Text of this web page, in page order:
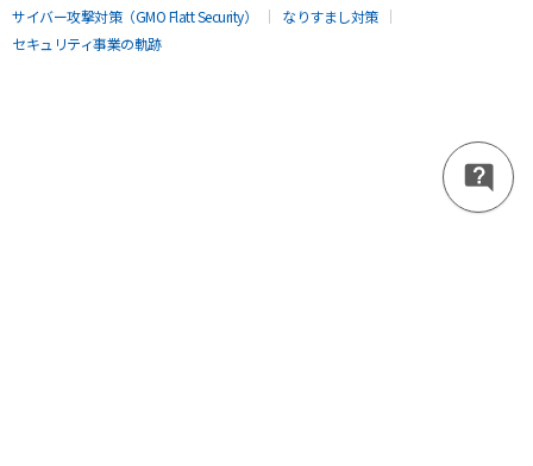
サイバー攻撃対策（GMO Flatt Security）
なりすまし対策
セキュリティ事業の軌跡